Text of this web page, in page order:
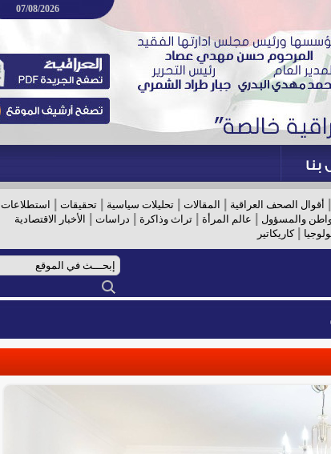
07/08/2026
أقوال الصحف العراقية المقالات تحليلات سياسية تحقيقات
استطلاعات
والمسؤول عالم المرأة |تراث وذاكرة دراسات
الأخبار الاقتصادية
|كاريكاتير